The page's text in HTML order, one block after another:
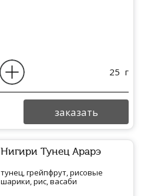
25 г
заказать
Нигири Тунец Арарэ
тунец, грейпфрут, рисовые
шарики, рис, васаби